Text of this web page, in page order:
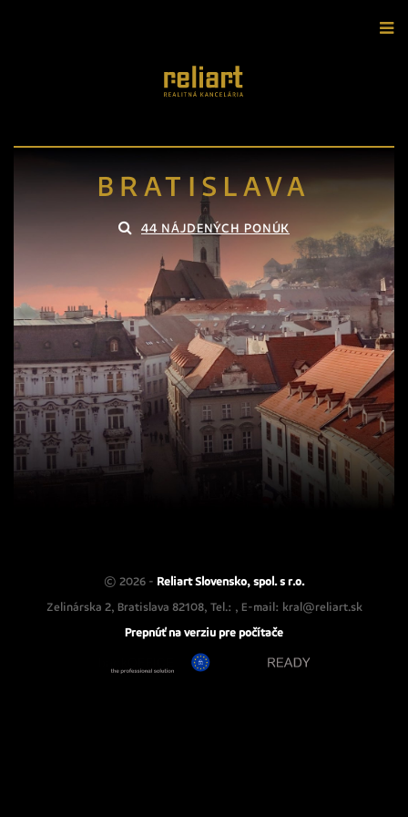
BRATISLAVA
44 NÁJDENÝCH PONÚK
© 2026 - Reliart Slovensko, spol. s r.o.
Zelinárska 2, Bratislava 82108, Tel.: , E-mail: kral@reliart.sk
Prepnúť na verziu pre počítače